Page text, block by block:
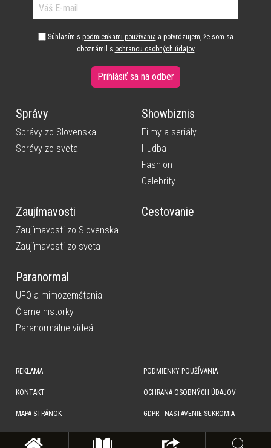
Súhlasím s podmienkami používania a potvrdzujem, že som sa
oboznámil s ochranou osobných údajov
Prihlásiť sa na odber
Správy
Správy zo Slovenska
Správy zo sveta
Showbiznis
Filmy a seriály
Hudba
Fashion
Celebrity
Zaujímavosti
Zaujímavosti zo Slovenska
Zaujímavosti zo sveta
Cestovanie
Paranormal
UFO a mimozemštania
Čierne historky
Paranormálne videá
REKLAMA
KONTAKT
MAPA STRÁNOK
PODMIENKY POUŽÍVANIA
OCHRANA OSOBNÝCH ÚDAJOV
GDPR - NASTAVENIE SUKROMIA
súhlas na rozmnožovanie, šírenie a na verejný prenos obsahu. Na tejto stránke môžu byť umiestnené reklamné